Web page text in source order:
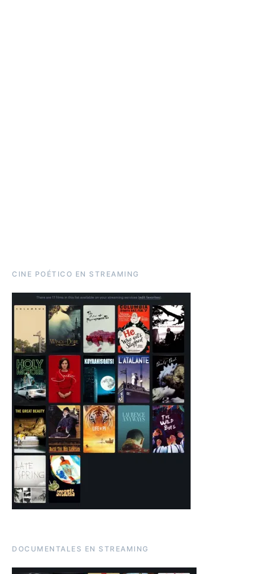
CINE POÉTICO EN STREAMING
DOCUMENTALES EN STREAMING